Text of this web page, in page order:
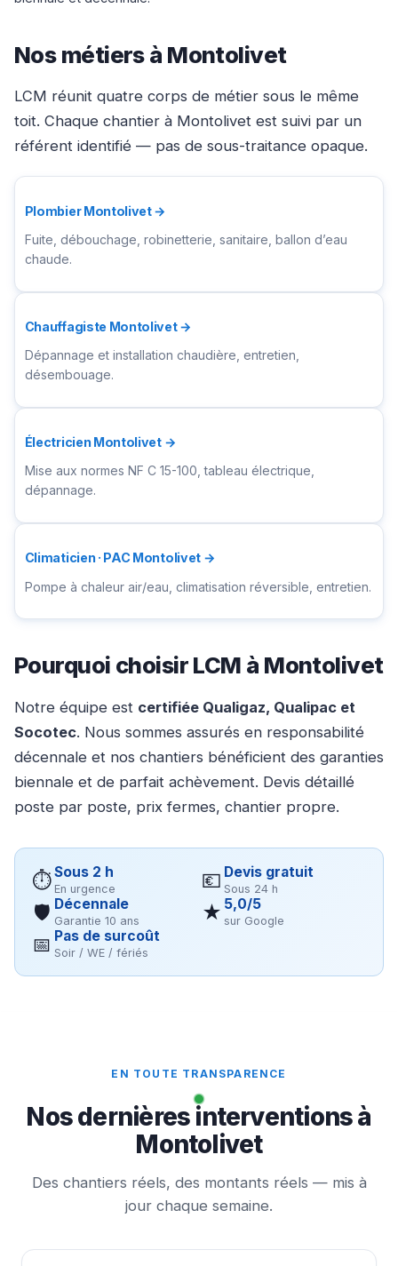
Nos métiers à Montolivet
LCM réunit quatre corps de métier sous le même
toit. Chaque chantier à Montolivet est suivi par un
référent identifié — pas de sous-traitance opaque.
Plombier Montolivet →
Fuite, débouchage, robinetterie, sanitaire, ballon d’eau
chaude.
Chauffagiste Montolivet →
Dépannage et installation chaudière, entretien,
désembouage.
Électricien Montolivet →
Mise aux normes NF C 15-100, tableau électrique,
dépannage.
Climaticien · PAC Montolivet →
Pompe à chaleur air/eau, climatisation réversible, entretien.
Pourquoi choisir LCM à Montolivet
Notre équipe est certifiée Qualigaz, Qualipac et
Socotec. Nous sommes assurés en responsabilité
décennale et nos chantiers bénéficient des garanties
biennale et de parfait achèvement. Devis détaillé
poste par poste, prix fermes, chantier propre.
⏱Sous 2 h
En urgence 💶 Devis gratuit
Sous 24 h
🛡 Décennale
Garantie 10 ans ★ 5,0/5
sur Google
📅 Pas de surcoût
Soir / WE / fériés
EN TOUTE TRANSPARENCE
Nos dernières interventions à
Montolivet
Des chantiers réels, des montants réels — mis à
jour chaque semaine.